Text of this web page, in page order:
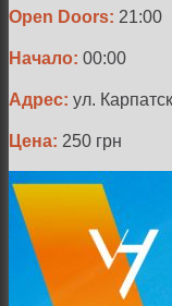
Open Doors: 21:00
Начало: 00:00
Адрес: ул.
Цена: 250 грн